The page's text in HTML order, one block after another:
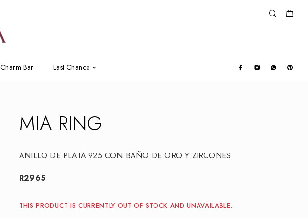
Charm Bar Last Chance
MIA RING
ANILLO DE PLATA 925 CON BAÑO DE ORO Y ZIRCONES.
R2965
THIS PRODUCT IS CURRENTLY OUT OF STOCK AND UNAVAILABLE.